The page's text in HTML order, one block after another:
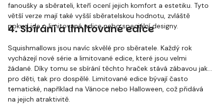
fanoušky a sběrateli, kteří ocení jejich komfort a estetiku. Tyto
větší verze mají také vyšší sběratelskou hodnotu, zvláště
pokud jde o limitované edice nebo speciální designy.
4. Sbírání a limitované edice
Squishmallows jsou navíc skvělé pro sběratele. Každý rok
vycházejí nové série a limitované edice, které jsou velmi
žádané. Díky tomu se sbírání těchto hraček stává zábavou jak
pro děti, tak pro dospělé. Limitované edice bývají často
tematické, například na Vánoce nebo Halloween, což přidává
na jejich atraktivitě.